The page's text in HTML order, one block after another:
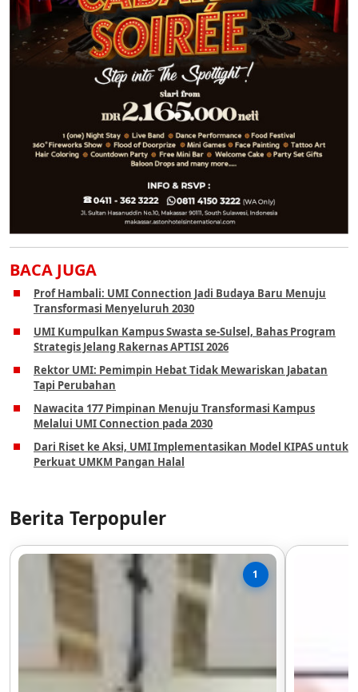
BACA JUGA
Prof Hambali: UMI Connection Jadi Budaya Baru Menuju
Transformasi Menyeluruh 2030
UMI Kumpulkan Kampus Swasta se-Sulsel, Bahas Program
Strategis Jelang Rakernas APTISI 2026
Rektor UMI: Pemimpin Hebat Tidak Mewariskan Jabatan
Tapi Perubahan
Nawacita 177 Pimpinan Menuju Transformasi Kampus
Melalui UMI Connection pada 2030
Dari Riset ke Aksi, UMI Implementasikan Model KIPAS untuk
Perkuat UMKM Pangan Halal
Berita Terpopuler
1